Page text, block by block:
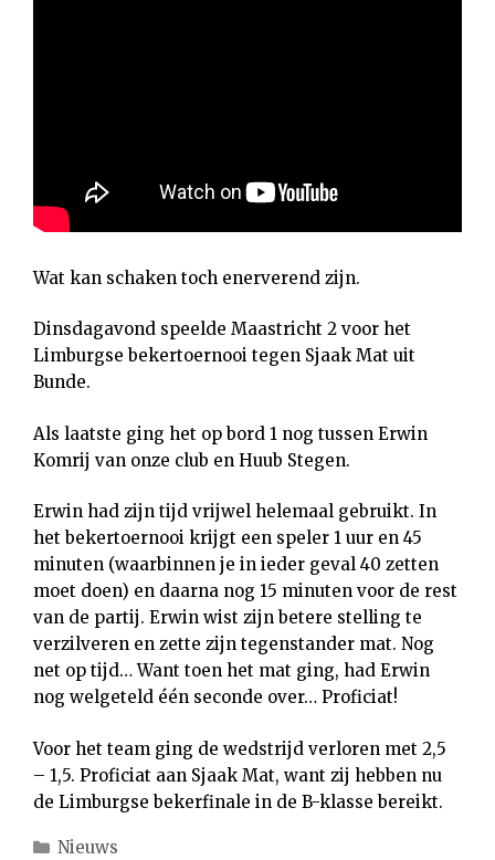
Wat kan schaken toch enerverend zijn.
Dinsdagavond speelde Maastricht 2 voor het
Limburgse bekertoernooi tegen Sjaak Mat uit
Bunde.
Als laatste ging het op bord 1 nog tussen Erwin
Komrij van onze club en Huub Stegen.
Erwin had zijn tijd vrijwel helemaal gebruikt. In
het bekertoernooi krijgt een speler 1 uur en 45
minuten (waarbinnen je in ieder geval 40 zetten
moet doen) en daarna nog 15 minuten voor de rest
van de partij. Erwin wist zijn betere stelling te
verzilveren en zette zijn tegenstander mat. Nog
net op tijd… Want toen het mat ging, had Erwin
nog welgeteld één seconde over… Proficiat!
Voor het team ging de wedstrijd verloren met 2,5
– 1,5. Proficiat aan Sjaak Mat, want zij hebben nu
de Limburgse bekerfinale in de B-klasse bereikt.
Categorieën
Nieuws